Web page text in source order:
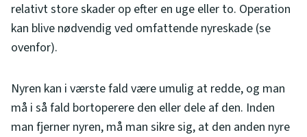
relativt store skader op efter en uge eller to. Operation
kan blive nødvendig ved omfattende nyreskade (se
ovenfor).
Nyren kan i værste fald være umulig at redde, og man
må i så fald bortoperere den eller dele af den. Inden
man fjerner nyren, må man sikre sig, at den anden nyre